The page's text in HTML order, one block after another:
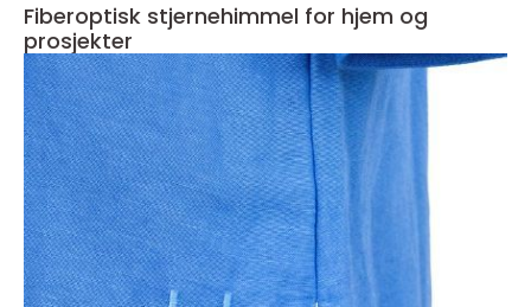
Fiberoptisk stjernehimmel for hjem og
prosjekter